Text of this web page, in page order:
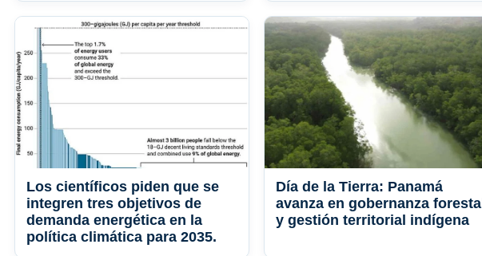
Los científicos piden que se
integren tres objetivos de
demanda energética en la
política climática para 2035.
Día de la Tierra: Panamá
avanza en gobernanza forestal
y gestión territorial indígena